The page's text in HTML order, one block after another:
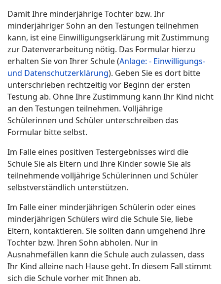
Damit Ihre minderjährige Tochter bzw. Ihr
minderjähriger Sohn an den Testungen teilnehmen
kann, ist eine Einwilligungserklärung mit Zustimmung
zur Datenverarbeitung nötig. Das Formular hierzu
erhalten Sie von Ihrer Schule (Anlage: - Einwilligungs-
und Datenschutzerklärung). Geben Sie es dort bitte
unterschrieben rechtzeitig vor Beginn der ersten
Testung ab. Ohne Ihre Zustimmung kann Ihr Kind nicht
an den Testungen teilnehmen. Volljährige
Schülerinnen und Schüler unterschreiben das
Formular bitte selbst.
Im Falle eines positiven Testergebnisses wird die
Schule Sie als Eltern und Ihre Kinder sowie Sie als
teilnehmende volljährige Schülerinnen und Schüler
selbstverständlich unterstützen.
Im Falle einer minderjährigen Schülerin oder eines
minderjährigen Schülers wird die Schule Sie, liebe
Eltern, kontaktieren. Sie sollten dann umgehend Ihre
Tochter bzw. Ihren Sohn abholen. Nur in
Ausnahmefällen kann die Schule auch zulassen, dass
Ihr Kind alleine nach Hause geht. In diesem Fall stimmt
sich die Schule vorher mit Ihnen ab.